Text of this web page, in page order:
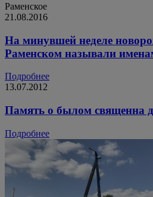
Раменское
21.08.2016
На минувшей неделе
Раменском называли
Подробнее
13.07.2012
Память о былом священна
Подробнее